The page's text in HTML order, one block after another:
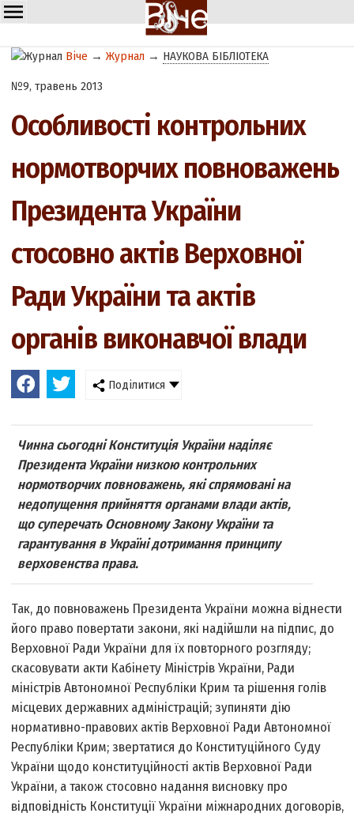
Віче →Журнал → НАУКОВА БІБЛІОТЕКА
№9, травень 2013
Особливості контрольних
нормотворчих повноважень
Президента України
стосовно актів Верховної
Ради України та актів
органів виконавчої влади
Поділитися
Чинна сьогодні Конституція України наділяє
Президента України низкою контрольних
нормотворчих повноважень, які спрямовані на
недопущення прийняття органами влади актів,
що суперечать Основному Закону України та
гарантування в Україні дотримання принципу
верховенства права.
Так, до повноважень Президента України можна віднести
його право повертати закони, які надійшли на підпис, до
Верховної Ради України для їх повторного розгляду;
скасовувати акти Кабінету Міністрів України, Ради
міністрів Автономної Республіки Крим та рішення голів
місцевих державних адміністрацій; зупиняти дію
нормативно-правових актів Верховної Ради Автономної
Республіки Крим; звертатися до Конституційного Суду
України щодо конституційності актів Верховної Ради
України, а також стосовно надання висновку про
відповідність Конституції України міжнародних договорів,